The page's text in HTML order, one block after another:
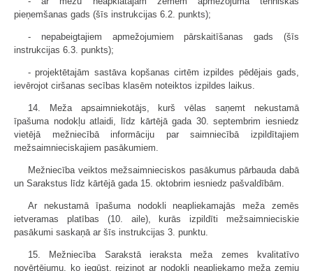
pieņemšanas gads (šīs instrukcijas 6.2. punkts);
- nepabeigtajiem apmežojumiem pārskaitīšanas gads (šīs
instrukcijas 6.3. punkts);
- projektētajām sastāva kopšanas cirtēm izpildes pēdējais gads,
ievērojot ciršanas secības klasēm noteiktos izpildes laikus.
14. Meža apsaimniekotājs, kurš vēlas saņemt nekustamā
īpašuma nodokļu atlaidi, līdz kārtējā gada 30. septembrim iesniedz
vietējā mežniecībā informāciju par saimniecībā izpildītajiem
mežsaimnieciskajiem pasākumiem.
Mežniecība veiktos mežsaimnieciskos pasākumus pārbauda dabā
un Sarakstus līdz kārtējā gada 15. oktobrim iesniedz pašvaldībām.
Ar nekustamā īpašuma nodokli neapliekamajās meža zemēs
ietveramas platības (10. aile), kurās izpildīti mežsaimnieciskie
pasākumi saskaņā ar šīs instrukcijas 3. punktu.
15. Mežniecība Sarakstā ieraksta meža zemes kvalitatīvo
novērtējumu, ko iegūst, reizinot ar nodokli neapliekamo meža zemju